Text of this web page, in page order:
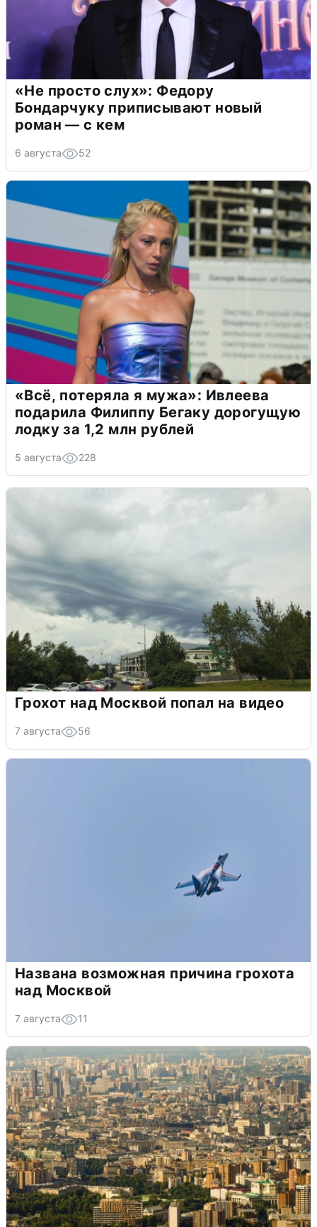
«Не просто слух»: Федору
Бондарчуку приписывают новый
роман — с кем
6 августа 52
«Всё, потеряла я мужа»: Ивлеева
подарила Филиппу Бегаку дорогущую
лодку за 1,2 млн рублей
5 августа 228
Грохот над Москвой попал на видео
7 августа 56
Названа возможная причина грохота
над Москвой
7 августа 11